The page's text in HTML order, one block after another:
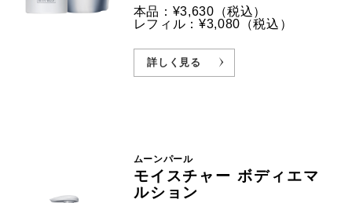
本品：¥3,630 （税込）
レフィル：¥3,080 （税込）
詳しく見る
ムーンパール
モイスチャー ボディエマ
ルション